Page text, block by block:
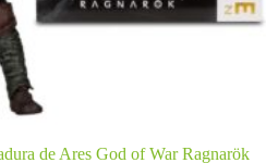
de Ares God of War Ragnarök